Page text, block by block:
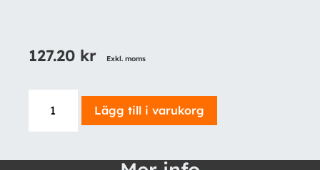
127.20 kr Exkl. moms
Lägg till i varukorg